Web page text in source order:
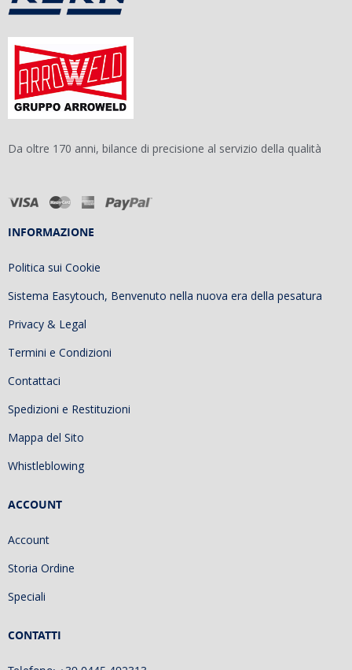
Da oltre 170 anni, bilance di precisione al servizio della qualità
INFORMAZIONE
Politica sui Cookie
Sistema Easytouch, Benvenuto nella nuova era della pesatura
Privacy & Legal
Termini e Condizioni
Contattaci
Spedizioni e Restituzioni
Mappa del Sito
Whistleblowing
ACCOUNT
Account
Storia Ordine
Speciali
CONTATTI